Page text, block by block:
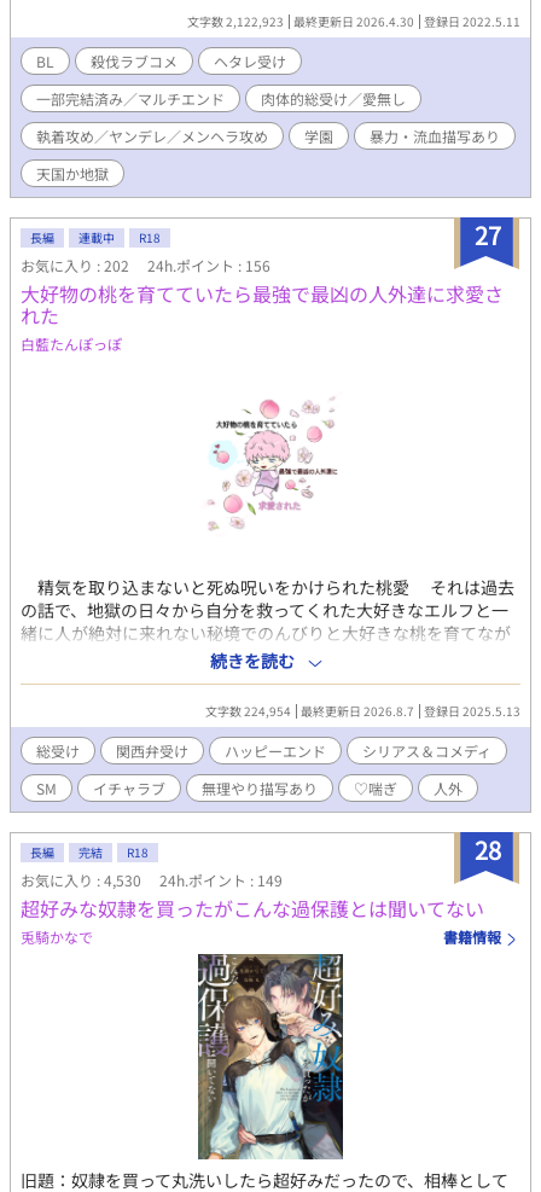
せる方向けです。 本編は分岐点以降で展開が分かれるマルチエン
ドになります。 現在√α、√βの２本完結済み。 √ｃはのんびり更
新予定。
文字数 2,122,923 最終更新日 2026.4.30 登録日 2022.5.11
BL 殺伐ラブコメ
ヘタレ受け
一部完結済み／マルチエンド
肉体的総受け／愛無し
執着攻め／ヤンデレ／メンヘラ攻め
学園
暴力・流血描写あり
天国か地獄
27
長編 連載中 R18
お気に入り : 202 24h.ポイント : 156
大好物の桃を育てていたら最強で最凶の人外達に求愛さ
れた
白藍たんぽっぽ
精気を取り込まないと死ぬ呪いをかけられた桃愛 それは過去
の話で、地獄の日々から自分を救ってくれた大好きなエルフと一
緒に人が絶対に来れない秘境でのんびりと大好きな桃を育てなが
ら暮らしていた 桃愛は大好きな桃を育ててエルフのリシェじい
と暮らせたら幸せ、、、そんな日々は次第に変わっていく なん
と最強で最凶の人外達からのアピールが止まらなくなったのだ
出会った頃は冷たかったり興味がなかったのにどんどんと桃愛の
魅力を知り落ちていく人外達 最強で最凶な彼らの愛情は重く桃
愛は困り果てていた。けれど人外達の目からみたら満更でもない
桃愛の反応が可愛くさらに愛しさが募ってしまう そんな可愛い
桃愛に心を乱される人外達はどうやったら桃愛を手に入れられる
のかと試行錯誤を重ねていた 「俺、桃育てたいだけやねん
っ、、、やのに俺の気持ち分かってくれるやつ誰もおらんやん！
そんなんやったらもうみんな嫌いや！、、、家出してや
る！、、、ぁ、え？頭撫でてくれるん？ほな最後にちょっとだ
け、、、っ！？いや離してぇな！俺は家出するんやっ」 ◆個性
溢れる人外攻め ・面倒くさがりエルフ ・魔王の息子俺様次男 ・
鬼の中では低身長ヤクザ ・母性に目覚めたインキュバス ・依存と
自立の双子 ・メンヘラ堕天使 ・昔助けた村人 ・昔の親友 ◆誤字
脱字があるかもです ◆R18表現があり、過激なプレイ含む ◆何で
も許せる人向け ◆総受け、ハーレム ◆急なシリアス ◆展開はゆっ
くりめ ◆暴力や血の描写は予告なく入ります 物語は変わりません
が誤字脱字など修正しています ここの説明が足りなかった、この
言い回しがいいななどなど 読み直すほどの修正はしません
続きを読む
文字数 224,954 最終更新日 2026.8.7 登録日 2025.5.13
総受け 関西弁受け ハッピーエンド
シリアス＆コメディ
SM
イチャラブ 無理やり描写あり ♡喘ぎ 人外
28
長編 完結 R18
お気に入り : 4,530 24h.ポイント : 149
超好みな奴隷を買ったがこんな過保護とは聞いてない
兎騎かなで 書籍情報
旧題：奴隷を買って丸洗いしたら超好みだったので、相棒として